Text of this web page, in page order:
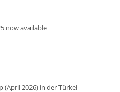
now available
(April 2026) in der Türkei